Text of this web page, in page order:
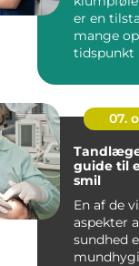
er en
mange
tidspunkt
07.
guide til
smil
En af de
aspekter
sundhed